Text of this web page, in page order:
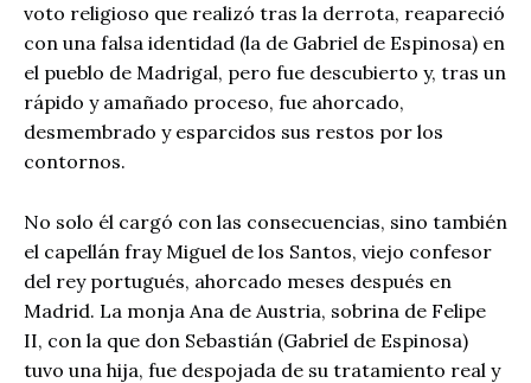
voto religioso que realizó tras la derrota, reapareció
con una falsa identidad (la de Gabriel de Espinosa) en
el pueblo de Madrigal, pero fue descubierto y, tras un
rápido y amañado proceso, fue ahorcado,
desmembrado y esparcidos sus restos por los
contornos.
No solo él cargó con las consecuencias, sino también
el capellán fray Miguel de los Santos, viejo confesor
del rey portugués, ahorcado meses después en
Madrid. La monja Ana de Austria, sobrina de Felipe
II, con la que don Sebastián (Gabriel de Espinosa)
tuvo una hija, fue despojada de su tratamiento real y